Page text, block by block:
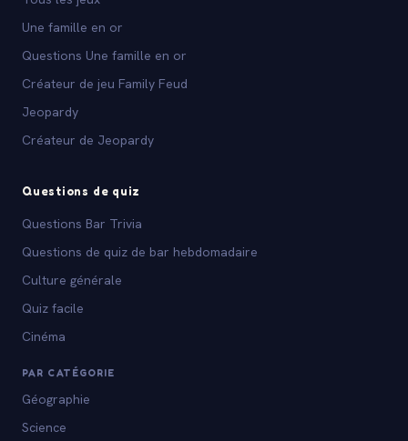
Une famille en or
Questions Une famille en or
Créateur de jeu Family Feud
Jeopardy
Créateur de Jeopardy
Questions de quiz
Questions Bar Trivia
Questions de quiz de bar hebdomadaire
Culture générale
Quiz facile
Cinéma
PAR CATÉGORIE
Géographie
Science